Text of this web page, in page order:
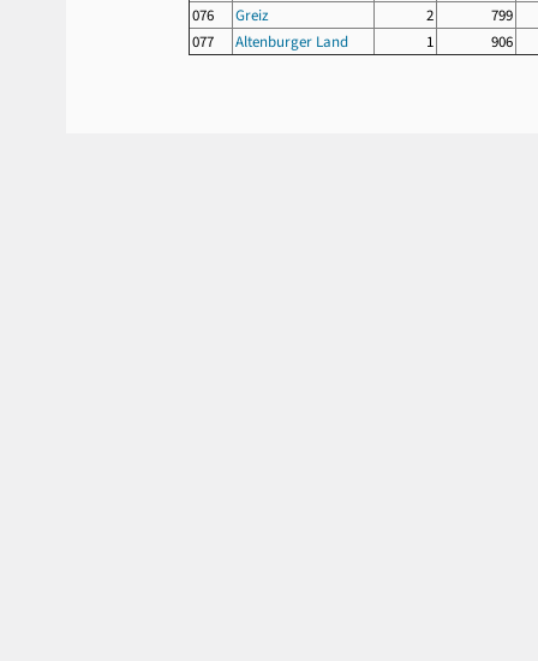
076
Greiz 2
799
077
Altenburger Land 1 906